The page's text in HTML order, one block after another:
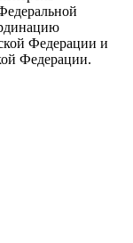
Федерации и
Федерации.